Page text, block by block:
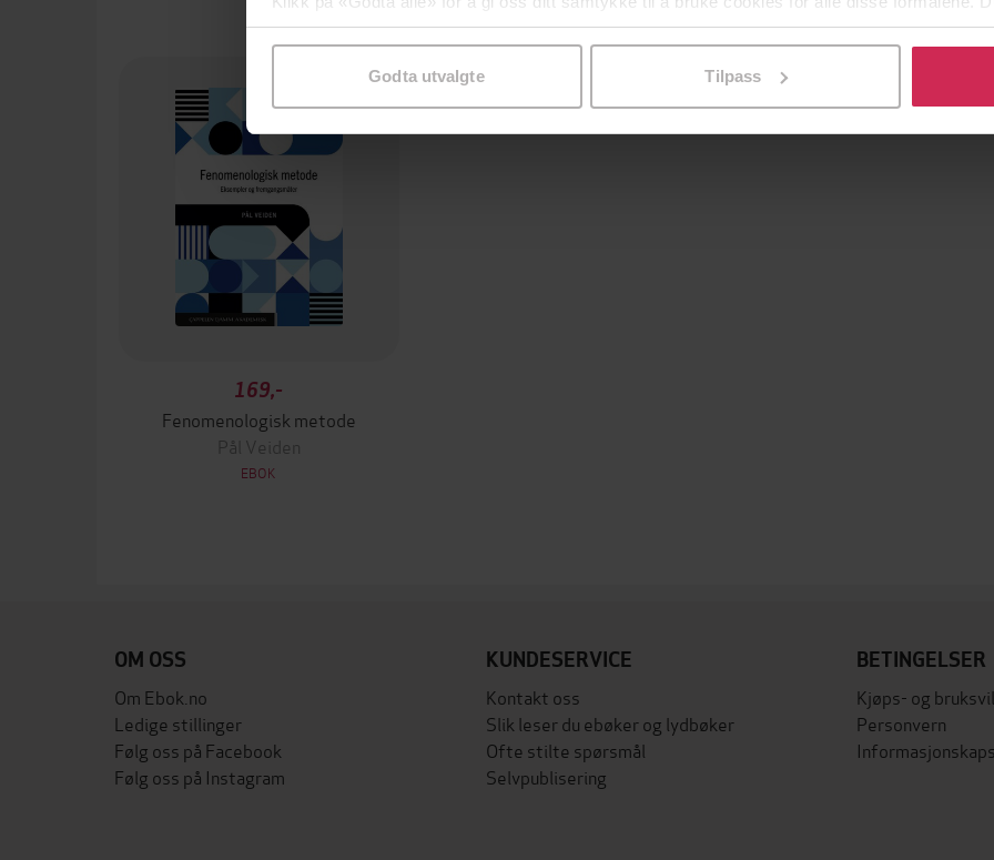
samtykke til spesifikke formål ved å klikke på «Tilpass». Du kan når som helst trekke
Godta utvalgte Tilpass
169,-
Fenomenologisk metode
Pål Veiden
EBOK
OM OSS
Om Ebok.no
Ledige stillinger
Følg oss på Facebook
Følg oss på Instagram
KUNDESERVICE
Kontakt oss
Slik leser du ebøker og lydbøker
Ofte stilte spørsmål
Selvpublisering
BETINGELSER
Kjøps- og
Personvern